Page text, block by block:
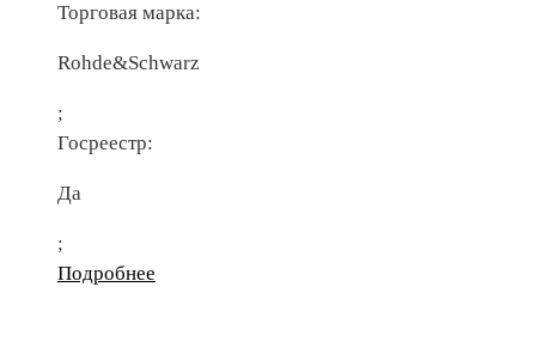
Торговая марка:
Rohde&Schwarz
;
Госреестр:
Да
;
Подробнее